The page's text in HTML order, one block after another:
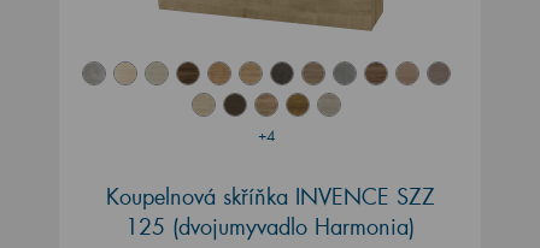
+4
Koupelnová skříňka INVENCE SZZ
125 (dvojumyvadlo Harmonia)